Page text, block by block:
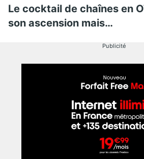
Le cocktail de chaînes en
son ascension mais…
Publicité